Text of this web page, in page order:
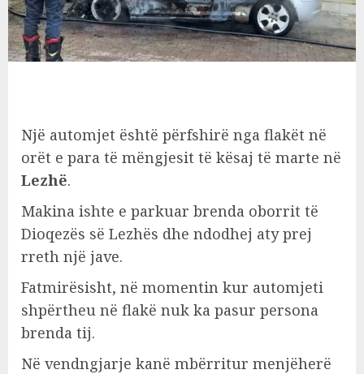
Një automjet është përfshirë nga flakët në
orët e para të mëngjesit të kësaj të marte në
Lezhë.
Makina ishte e parkuar brenda oborrit të
Dioqezës së Lezhës dhe ndodhej aty prej
rreth një jave.
Fatmirësisht, në momentin kur automjeti
shpërtheu në flakë nuk ka pasur persona
brenda tij.
Në vendngjarje kanë mbërritur menjëherë